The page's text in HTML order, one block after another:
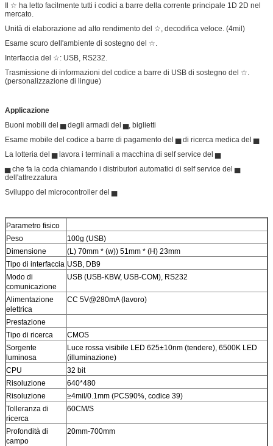
Il ☆ ha letto facilmente tutti i codici a barre della corrente principale 1D 2D nel
mercato.
Unità di elaborazione ad alto rendimento del ☆, decodifica veloce. (4mil)
Esame scuro dell'ambiente di sostegno del ☆.
Interfaccia del ☆: USB, RS232.
Trasmissione di informazioni del codice a barre di USB di sostegno del ☆.
(personalizzazione di lingue)
Applicazione
Buoni mobili del ▅ degli armadi del ▅, biglietti
Esame mobile del codice a barre di pagamento del ▅ di ricerca medica del ▅
La lotteria del ▅ lavora i terminali a macchina di self service del ▅
▅ che fa la coda chiamando i distributori automatici di self service del ▅
dell'attrezzatura
Sviluppo del microcontroller del ▅
Parametro fisico
Peso
100g (USB)
Dimensione
(L) 70mm * (w)) 51mm * (H) 23mm
Tipo di interfaccia USB, DB9
Modo di
comunicazione
USB (USB-KBW, USB-COM), RS232
Alimentazione
elettrica
CC 5V@280mA (lavoro)
Prestazione
Tipo di ricerca
CMOS
Sorgente
luminosa
Luce rossa visibile LED 625±10nm (tendere), 6500K LED
(illuminazione)
CPU
32 bit
Risoluzione
640*480
Risoluzione
≥4mil/0.1mm (PCS90%, codice 39)
Tolleranza di
ricerca
60CM/S
Profondità di
campo
20mm-700mm